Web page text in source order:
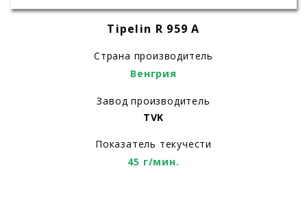
Tipelin R 959 A
Страна производитель
Венгрия
Завод производитель
TVK
Показатель текучести
45 г/мин.